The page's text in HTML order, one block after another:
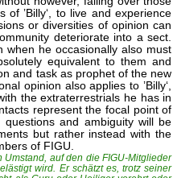
’Billy‘, to live and experience
or diversities of opinion can
deteriorate into a sect.
when he occasionally also must
equivalent to them and
and task as prophet of the new
opinion also applies to ’Billy‘,
the extraterrestrials he has in
represent the focal point of
and ambiguity will be
but rather instead with the
of FIGU.
auf den die FIGU-Mitglieder
wird. Er schätzt es, trotz seiner